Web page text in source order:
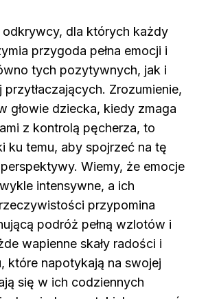
odkrywcy, dla których każdy
przygoda pełna emocji i
tych pozytywnych, jak i
przytłaczających. Zrozumienie,
głowie dziecka, kiedy zmaga
z kontrolą pęcherza, to
ku temu, aby spojrzeć na tę
Wiemy, że emocje
intensywne, a ich
przypomina
podróż pełną wzlotów i
wapienne skały radości i
które napotykają na swojej
się w ich codziennych